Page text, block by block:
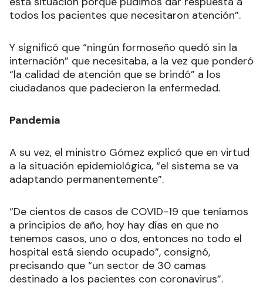
todos los pacientes que necesitaron atención”.
Y significó que “ningún formoseño quedó sin la
internación” que necesitaba, a la vez que ponderó
“la calidad de atención que se brindó” a los
ciudadanos que padecieron la enfermedad.
Pandemia
A su vez, el ministro Gómez explicó que en virtud
a la situación epidemiológica, “el sistema se va
adaptando permanentemente”.
“De cientos de casos de COVID-19 que teníamos
a principios de año, hoy hay días en que no
tenemos casos, uno o dos, entonces no todo el
hospital está siendo ocupado”, consignó,
precisando que “un sector de 30 camas
destinado a los pacientes con coronavirus”.